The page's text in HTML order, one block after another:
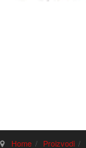
Home Proizvodi